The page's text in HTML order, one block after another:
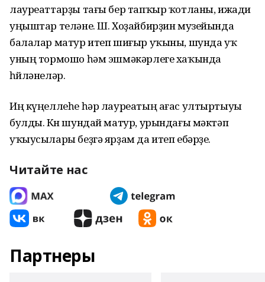
лауреаттарҙы тағы бер тапҡыр ҡотланы, ижади
уңыштар теләне. Ш. Хоҙайбирҙин музейында
балалар матур итеп шиғыр уҡыны, шунда уҡ
уның тормошо һәм эшмәкәрлеге хаҡында
һөйләнеләр.
Иң күңеллеһе һәр лауреатың ағас ултыртыуы
булды. Көн шундай матур, урындағы мәктәп
уҡыусылары беҙгә ярҙам да итеп ебәрҙе.
Читайте нас
Партнеры